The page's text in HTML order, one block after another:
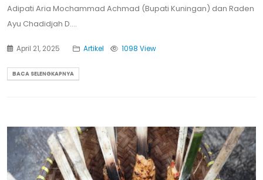
Adipati Aria Mochammad Achmad (Bupati Kuningan) dan Raden
Ayu Chadidjah D....
April 21, 2025 Artikel 1098 View
BACA SELENGKAPNYA